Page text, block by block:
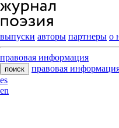
выпуски авторы партнеры о
правовая информация
поиск правовая
es
en